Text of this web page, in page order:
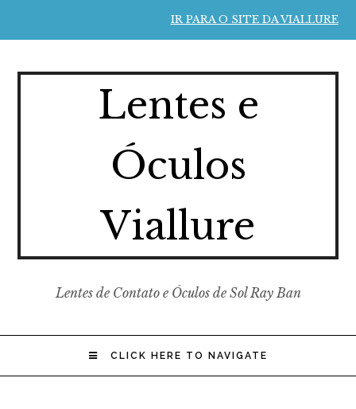
IR PARA O SITE DA VIALLURE
Lentes e
Óculos
Viallure
Lentes de Contato e Óculos de Sol Ray Ban
CLICK HERE TO NAVIGATE